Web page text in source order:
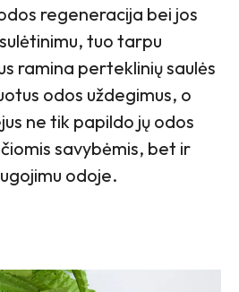
regeneracija bei jos
tuo tarpu
ramina perteklinių saulės
odos uždegimus, o
ne tik papildo jų odos
savybėmis, bet ir
odoje.